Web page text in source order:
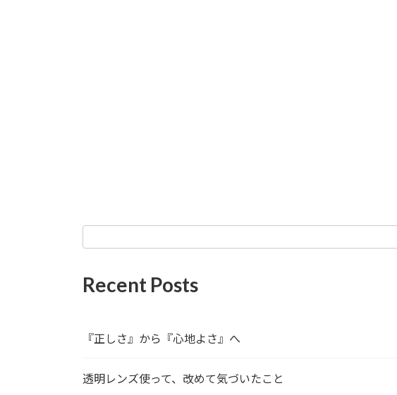
Recent Posts
『正しさ』から『心地よさ』へ
透明レンズ使って、改めて気づいたこと